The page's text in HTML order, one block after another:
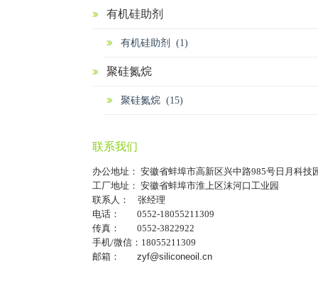
有机硅助剂
有机硅助剂 (1)
聚硅氮烷
聚硅氮烷 (15)
联系我们
办公地址： 安徽省蚌埠市高新区兴中路985号日月科技
工厂地址： 安徽省蚌埠市淮上区沫河口工业园
联系人： 张经理
电话： 0552-18055211309
传真： 0552-3822922
手机/微信：18055211309
邮箱： zyf@siliconeoil.cn